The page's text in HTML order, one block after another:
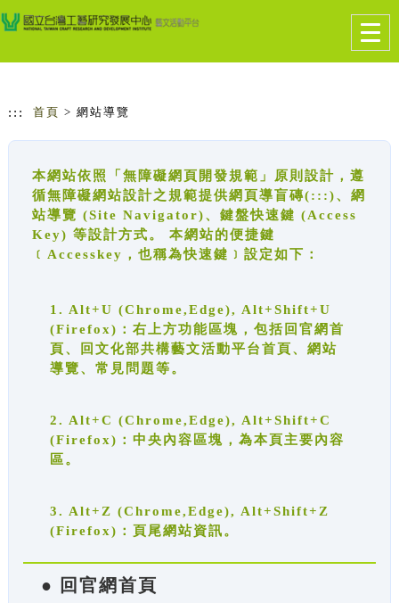
跳到主要內容
網站導覽
::: 首頁 > 網站導覽
本網站依照「無障礙網頁開發規範」原則設計，遵
循無障礙網站設計之規範提供網頁導盲磚(:::)、網
站導覽 (Site Navigator)、鍵盤快速鍵 (Access
Key) 等設計方式。 本網站的便捷鍵
﹝Accesskey，也稱為快速鍵﹞設定如下：
1. Alt+U (Chrome,Edge), Alt+Shift+U
(Firefox)：右上方功能區塊，包括回官網首
頁、回文化部共構藝文活動平台首頁、網站
導覽、常見問題等。
2. Alt+C (Chrome,Edge), Alt+Shift+C
(Firefox)：中央內容區塊，為本頁主要內容
區。
3. Alt+Z (Chrome,Edge), Alt+Shift+Z
(Firefox)：頁尾網站資訊。
● 回官網首頁